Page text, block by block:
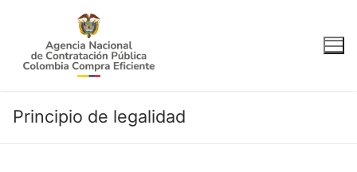
contenido
Principio de legalidad